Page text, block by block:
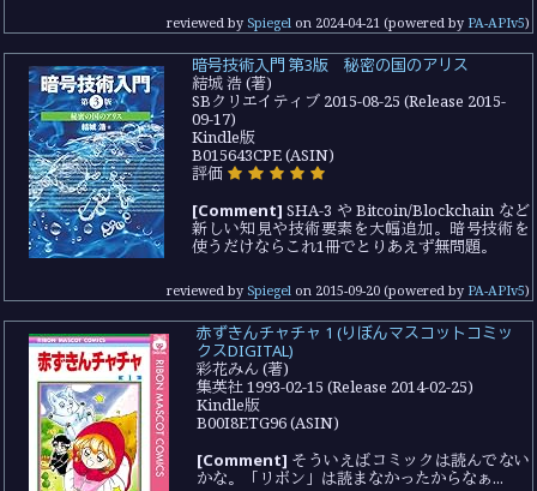
reviewed by Spiegelon 2024-04-21(powered by PA-APIv5)
暗号技術入門 第3版 秘密の国のアリス
結城 浩 (著)
SBクリエイティブ 2015-08-25 (Release 2015-
09-17)
Kindle版
B015643CPE (ASIN)
評価
[Comment] SHA-3 や Bitcoin/Blockchain など
新しい知見や技術要素を大幅追加。暗号技術を
使うだけならこれ1冊でとりあえず無問題。
reviewed by Spiegelon 2015-09-20(powered by PA-APIv5)
赤ずきんチャチャ 1 (りぼんマスコットコミッ
クスDIGITAL)
彩花みん (著)
集英社 1993-02-15 (Release 2014-02-25)
Kindle版
B00I8ETG96 (ASIN)
[Comment] そういえばコミックは読んでない
かな。「リボン」は読まなかったからなぁ...